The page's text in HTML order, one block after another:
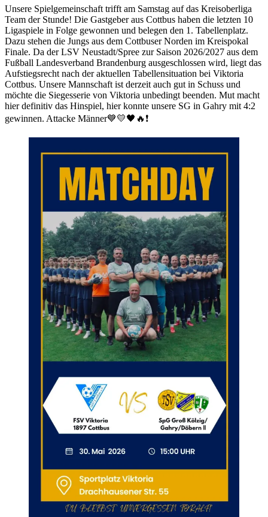
Unsere Spielgemeinschaft trifft am Samstag auf das Kreisoberliga
Team der Stunde! Die Gastgeber aus Cottbus haben die letzten 10
Ligaspiele in Folge gewonnen und belegen den 1. Tabellenplatz.
Dazu stehen die Jungs aus dem Cottbuser Norden im Kreispokal
Finale. Da der LSV Neustadt/Spree zur Saison 2026/2027 aus dem
Fußball Landesverband Brandenburg ausgeschlossen wird, liegt das
Aufstiegsrecht nach der aktuellen Tabellensituation bei Viktoria
Cottbus. Unsere Mannschaft ist derzeit auch gut in Schuss und
möchte die Siegesserie von Viktoria unbedingt beenden. Mut macht
hier definitiv das Hinspiel, hier konnte unsere SG in Gahry mit 4:2
gewinnen. Attacke Männer💙💛🖤🔥❗️